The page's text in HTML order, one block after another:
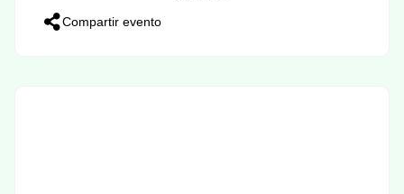
Compartir evento